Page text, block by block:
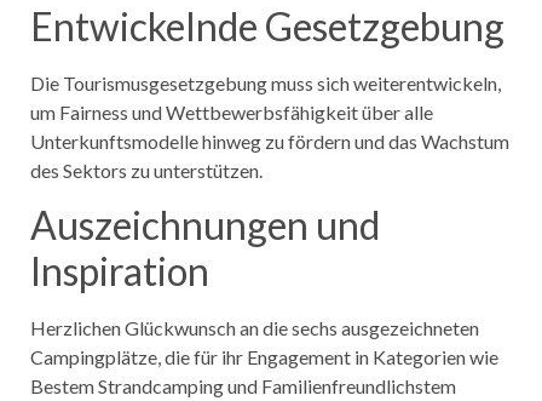
Entwickelnde Gesetzgebung
Die Tourismusgesetzgebung muss sich weiterentwickeln,
um Fairness und Wettbewerbsfähigkeit über alle
Unterkunftsmodelle hinweg zu fördern und das Wachstum
des Sektors zu unterstützen.
Auszeichnungen und
Inspiration
Herzlichen Glückwunsch an die sechs ausgezeichneten
Campingplätze, die für ihr Engagement in Kategorien wie
Bestem Strandcamping und Familienfreundlichstem